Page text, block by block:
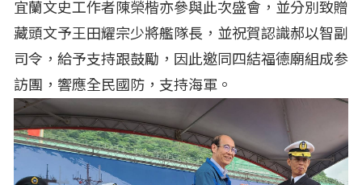
宜蘭文史工作者陳榮楷亦參與此次盛會，並分別致贈
藏頭文予王田耀宗少將艦隊長，並祝賀認識郝以智副
司令，給予支持跟鼓勵，因此邀同四結福德廟組成参
訪團，響應全民國防，支持海軍。